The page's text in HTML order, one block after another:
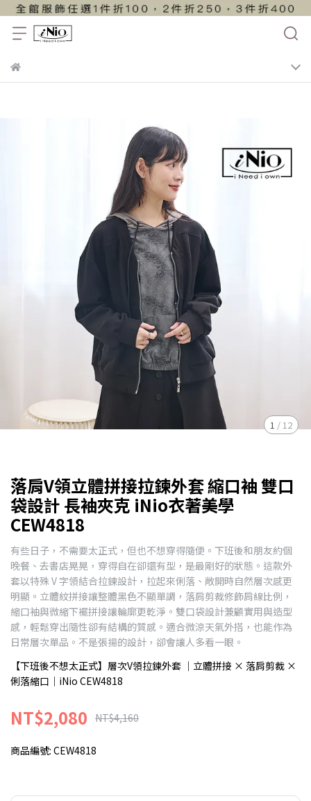
1 /12
落肩V領立體拼接拉鍊外套 縮口袖 雙口
袋設計 長袖夾克 iNio衣著美學
CEW4818
有些日子，不需要太正式，但也不想穿得隨便。下班後和朋友約個
晚餐、去書店晃晃，穿得自在卻還有型，是最剛好的狀態。這款外
套以特殊 V 字領結合拉鍊設計，拉起來俐落、敞開時自然層次感更
明顯。立體紋拼接讓整體黑色不顯單調，落肩剪裁修飾肩線比例，
縮口袖與微縮下襬拼接讓輪廓更乾淨。雙口袋設計兼顧實用與造型
感，輕鬆穿出隨性卻有結構的質感。適合微涼天氣外搭，也能作為
日常層次單品。不是張揚的設計，卻會讓人多看一眼。
【下班後不想太正式】層次V領拉鍊外套 ｜立體拼接 × 落肩剪裁 ×
俐落縮口｜iNio CEW4818
NT$2,080 NT$4,160
商品編號: CEW4818